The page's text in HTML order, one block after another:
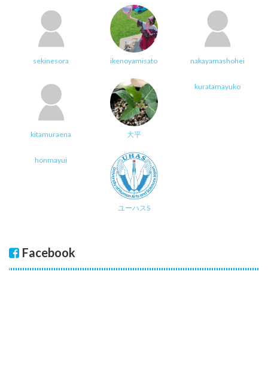
sekinesora ikenoyamisato nakayamashohei
kitamuraena 大平
kuratamayuko
honmayui
ユーハスS
Facebook